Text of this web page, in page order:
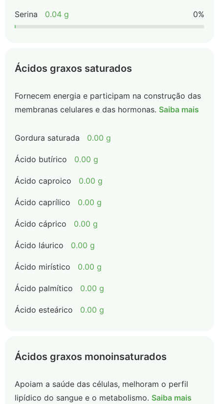
Serina 0.04 g 0%
Ácidos graxos saturados
Fornecem energia e participam na construção das
membranas celulares e das hormonas. Saiba mais
Gordura saturada 0.00 g
Ácido butírico 0.00 g
Ácido caproico 0.00 g
Ácido caprílico 0.00 g
Ácido cáprico 0.00 g
Ácido láurico 0.00 g
Ácido mirístico 0.00 g
Ácido palmítico 0.00 g
Ácido esteárico 0.00 g
Ácidos graxos monoinsaturados
Apoiam a saúde das células, melhoram o perfil
lipídico do sangue e o metabolismo. Saiba mais